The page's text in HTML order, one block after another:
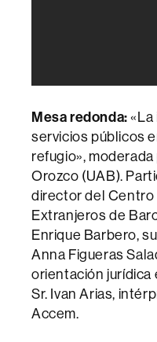
Mesa redonda:
servicios públicos
refugio»,
Orozco (UAB).
director del
Extranjeros de
Enrique Barbero,
Anna Figueras
orientación jurídica
Sr. Ivan Arias,
Accem.